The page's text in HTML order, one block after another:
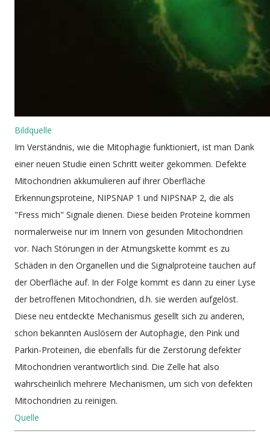
Bildquelle
Im Verständnis, wie die Mitophagie funktioniert, ist man Dank
einer neuen Studie einen Schritt weiter gekommen. Defekte
Mitochondrien akkumulieren auf ihrer Oberfläche
Erkennungsproteine, NIPSNAP 1 und NIPSNAP 2, die als
"Fress mich" Signale dienen. Diese beiden Proteine kommen
normalerweise nur im Innern von gesunden Mitochondrien
vor. Nach Störungen in der Atmungskette kommt es zu
Schäden in den Organellen und die Signalproteine tauchen auf
der Oberfläche auf. In der Folge kommt es dann zu einer Lyse
der betroffenen Mitochondrien, d.h. sie werden aufgelöst.
Diese neu entdeckte Mechanismus gesellt sich zu anderen,
schon bekannten Auslösern der Autophagie, den Pink und
Parkin-Proteinen, die ebenfalls für die Zerstörung defekter
Mitochondrien verantwortlich sind. Die Zelle hat also
wahrscheinlich mehrere Mechanismen, um sich von defekten
Mitochondrien zu reinigen.
Quelle